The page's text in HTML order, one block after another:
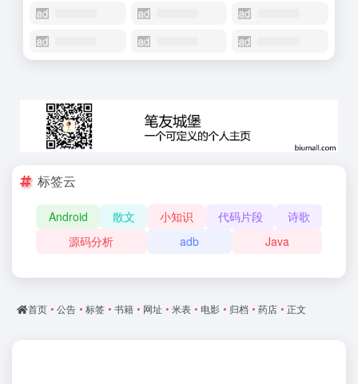
标签云
Android 散文 小知识 代码片段
诗歌
源码分析
adb Java
首页 • 公告 • 标签 • 书籍 • 网址 • 米表 • 电影 • 归档 • 药店 • 正文